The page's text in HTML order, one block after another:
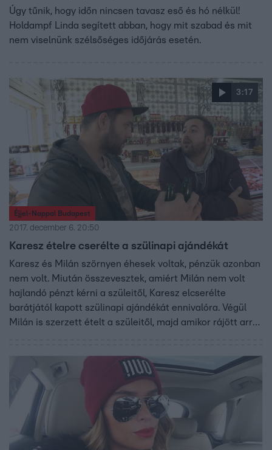
Úgy tűnik, hogy időn nincsen tavasz eső és hó nélkül!
Holdampf Linda segített abban, hogy mit szabad és mit
nem viselnünk szélsőséges időjárás esetén.
3:17
Éjjel-Nappal Budapest
2017. december 6. 20:50
Karesz ételre cserélte a szülinapi ajándékát
Karesz és Milán szörnyen éhesek voltak, pénzük azonban
nem volt. Miután összevesztek, amiért Milán nem volt
hajlandó pénzt kérni a szüleitől, Karesz elcserélte
barátjától kapott szülinapi ajándékát ennivalóra. Végül
Milán is szerzett ételt a szüleitől, majd amikor rájött arra,